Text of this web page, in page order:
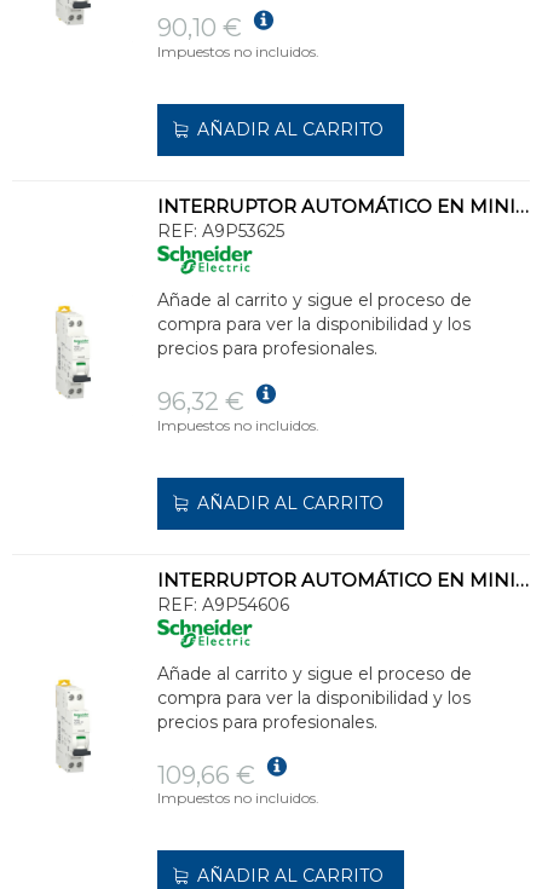
90,10 €
Impuestos no incluidos.
AÑADIR AL CARRITO
INTERRUPTOR AUTOMÁTICO EN MINIATURA ACTI 9 IC40F 1PN C 25A 6000A/6kA
REF: A9P53625
Añade al carrito y sigue el proceso de
compra para ver la disponibilidad y los
precios para profesionales.
96,32 €
Impuestos no incluidos.
AÑADIR AL CARRITO
INTERRUPTOR AUTOMÁTICO EN MINIATURA ACTI 9 IC40N 1PN C 6A 6000A/10kA
REF: A9P54606
Añade al carrito y sigue el proceso de
compra para ver la disponibilidad y los
precios para profesionales.
109,66 €
Impuestos no incluidos.
AÑADIR AL CARRITO